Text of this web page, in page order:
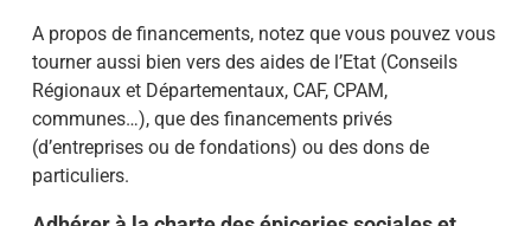
A propos de financements, notez que vous pouvez vous
tourner aussi bien vers des aides de l’Etat (Conseils
Régionaux et Départementaux, CAF, CPAM,
communes…), que des financements privés
(d’entreprises ou de fondations) ou des dons de
particuliers.